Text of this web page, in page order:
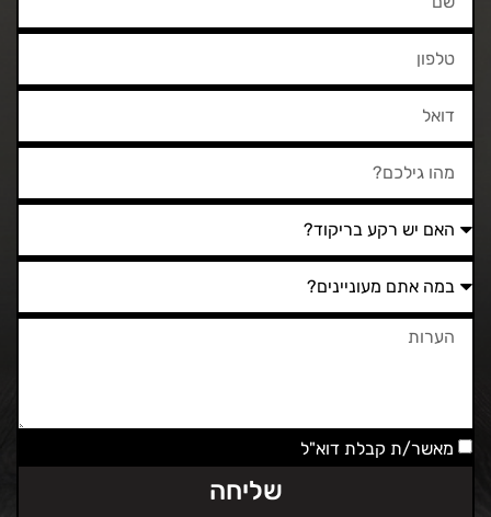
מאשר/ת קבלת דוא"ל
שליחה